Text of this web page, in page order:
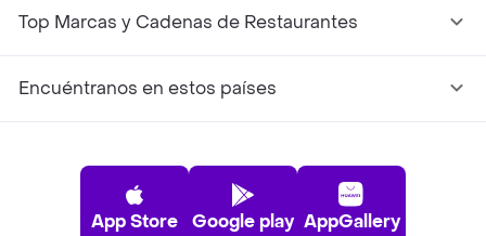
Top Marcas y Cadenas de Restaurantes
Encuéntranos en estos países
App Store Google play AppGallery